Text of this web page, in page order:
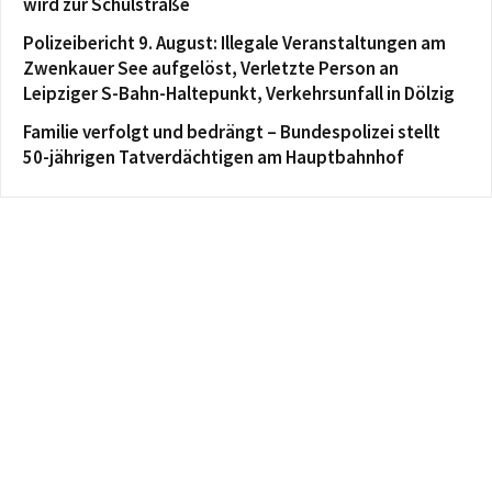
Polizeibericht 9. August: Illegale Veranstaltungen am
Zwenkauer See aufgelöst, Verletzte Person an
Leipziger S-Bahn-Haltepunkt, Verkehrsunfall in Dölzig
Familie verfolgt und bedrängt – Bundespolizei stellt
50-jährigen Tatverdächtigen am Hauptbahnhof